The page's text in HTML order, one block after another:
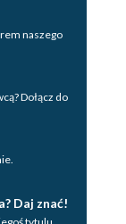
naszego
Dołącz do
Daj znać!